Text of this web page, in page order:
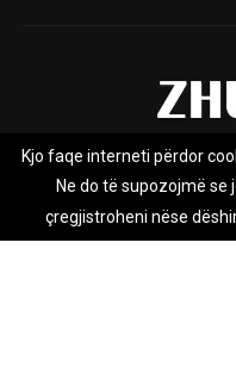
Rreth nesh
Zhurnal.mk është Agjenci e
Kjo faqe interneti përdor
Ne do të supozojmë se
çregjistroheni nëse